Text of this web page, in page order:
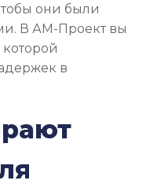
они были
В АМ-Проект вы
в